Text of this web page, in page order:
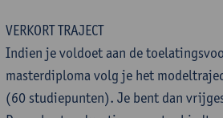
VERKORT TRAJECT
Indien je voldoet aan de
masterdiploma volg je het
(60 studiepunten). Je bent dan